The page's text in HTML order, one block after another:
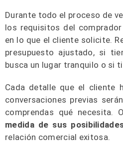
Durante todo el proceso de
los requisitos del
en lo que el cliente solicite.
presupuesto ajustado, si
busca un lugar tranquilo o si
Cada detalle que el cliente
conversaciones previas
comprendas qué necesita.
medida de sus
relación comercial exitosa.